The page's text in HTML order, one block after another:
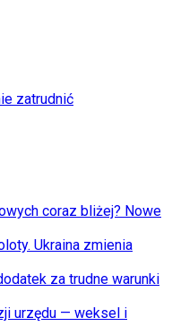
zatrudnić
coraz bliżej? Nowe
Ukraina zmienia
za trudne warunki
urzędu — weksel i